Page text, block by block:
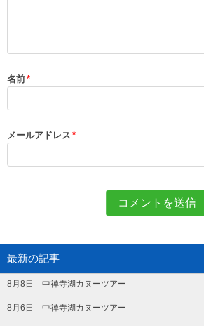
名前*
メールアドレス *
最新の記事
8月8日 中禅寺湖カヌーツアー
8月6日 中禅寺湖カヌーツアー